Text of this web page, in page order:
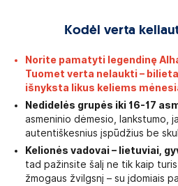
Kodėl verta
Norite pamatyti legendinę
Tuomet verta nelaukti –
išnyksta likus keliems
Nedidelės grupės iki 16-17
asmeninio dėmesio, lankstumo,
autentiškesnius įspūdžius be
Kelionės vadovai – lietuviai,
tad pažinsite šalį ne tik kaip
žmogaus žvilgsnį – su įdomiais